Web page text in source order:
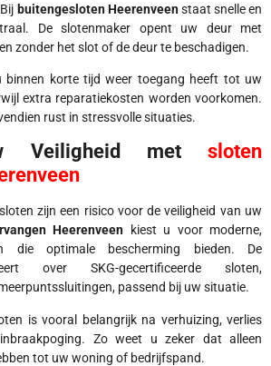
buitengesloten Heerenveenstaat snelle en
De slotenmaker opent uw deur met
zonder het slot of de deur te beschadigen.
binnen korte tijd weer toegang heeft tot uw
extra reparatiekosten worden voorkomen.
rust in stressvolle situaties.
Veiligheid met
sloten
zijn een risico voor de veiligheid van uw
Heerenveen kiest u voor moderne,
die optimale bescherming bieden. De
over SKG-gecertificeerde sloten,
passend bij uw situatie.
is vooral belangrijk na verhuizing, verlies
Zo weet u zeker dat alleen
tot uw woning of bedrijfspand.